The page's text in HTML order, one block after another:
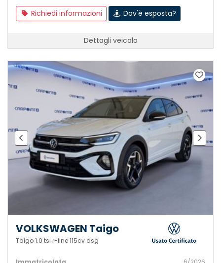
Richiedi informazioni Dov'è esposta?
Dettagli veicolo
VOLKSWAGEN Taigo
Taigo 1.0 tsi r-line 115cv dsg